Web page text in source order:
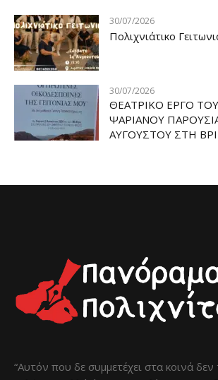
30/07/2026
Πολιχνιάτικο
30/07/2026
ΘΕΑΤΡΙΚΟ ΕΡΓΟ
ΨΑΡΙΑΝΟΥ
ΑΥΓΟΥΣΤΟΥ ΣΤΗ
“Αυτόν που δε συμμετέχει στα κοινά